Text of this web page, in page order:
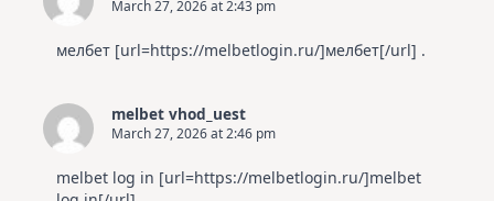
March 27, 2026 at 2:43 pm
мелбет [url=https://melbetlogin.ru/]мелбет[/url] .
melbet vhod_uest
March 27, 2026 at 2:46 pm
melbet log in [url=https://melbetlogin.ru/]melbet